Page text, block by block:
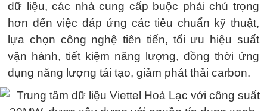
dữ liệu, các nhà cung cấp buộc phải chú trọng
hơn đến việc đáp ứng các tiêu chuẩn kỹ thuật,
lựa chọn công nghệ tiên tiến, tối ưu hiệu suất
vận hành, tiết kiệm năng lượng, đồng thời ứng
dụng năng lượng tái tạo, giảm phát thải carbon.